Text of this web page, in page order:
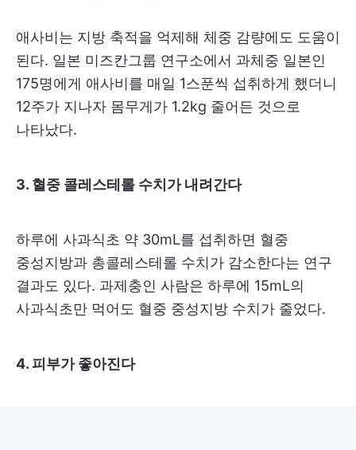
애사비는 지방 축적을 억제해 체중 감량에도 도움이
된다. 일본 미즈칸그룹 연구소에서 과체중 일본인
175명에게 애사비를 매일 1스푼씩 섭취하게 했더니
12주가 지나자 몸무게가 1.2kg 줄어든 것으로
나타났다.
3. 혈중 콜레스테롤 수치가 내려간다
하루에 사과식초 약 30mL를 섭취하면 혈중
중성지방과 총콜레스테롤 수치가 감소한다는 연구
결과도 있다. 과제충인 사람은 하루에 15mL의
사과식초만 먹어도 혈중 중성지방 수치가 줄었다.
4. 피부가 좋아진다